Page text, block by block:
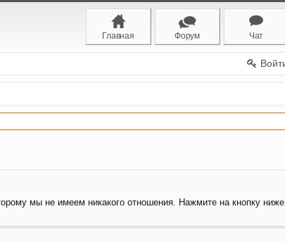
Главная Форум Чат
мы не имеем никакого отношения. Нажмите на кнопку